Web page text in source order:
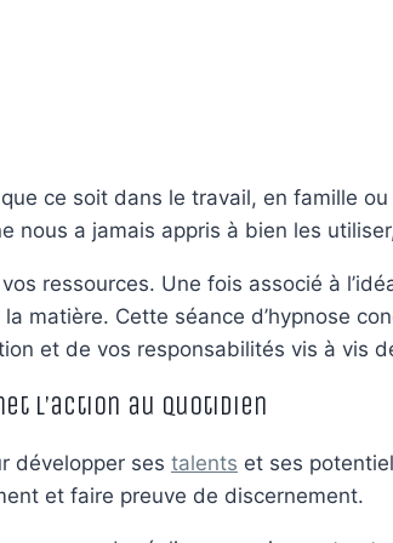
ce soit dans le travail, en famille
nous a jamais appris à bien les
ressources. Une fois associé à
matière. Cette séance d’hypnose
et de vos responsabilités vis à vis
l’action au quotidien
développer ses talents et ses
et faire preuve de discernement.